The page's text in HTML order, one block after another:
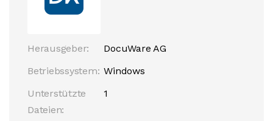
Herausgeber:
DocuWare AG
Betriebssystem: Windows
Unterstützte
Dateien:
1